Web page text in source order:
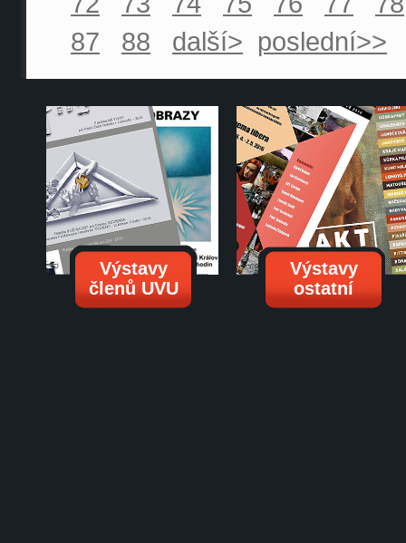
87
88 další> poslední>>
Výstavy
členů UVU
Výstavy
ostatní